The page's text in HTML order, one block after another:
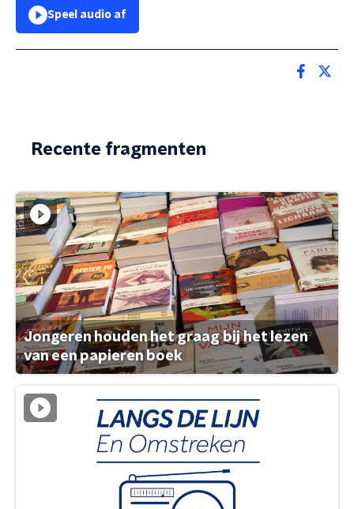
Speel audio af
Recente fragmenten
Jongeren houden het graag bij het lezen
van een papieren boek